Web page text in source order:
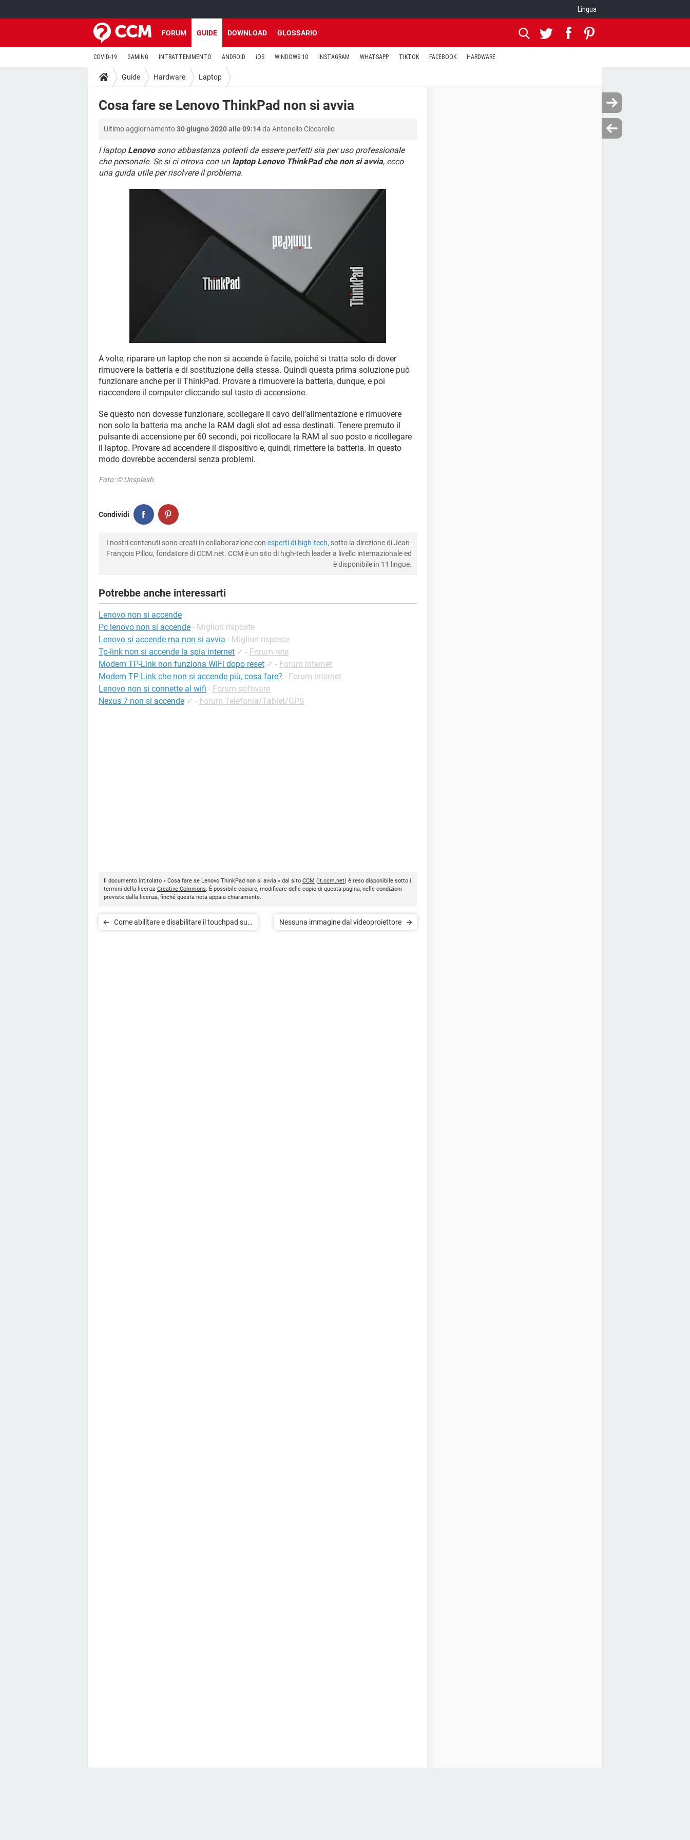
Lingua
FORUM GUIDE DOWNLOAD GLOSSARIO
COVID-19 GAMING INTRATTENIMENTO ANDROID iOS WINDOWS 10 INSTAGRAM WHATSAPP TIKTOK FACEBOOK HARDWARE
Guide Hardware Laptop
Cosa fare se Lenovo ThinkPad non si avvia
Ultimo aggiornamento30 giugno 2020 alle 09:14da Antonello Ciccarello .
l laptop Lenovosono abbastanza potenti da essere perfetti sia per uso professionale
che personale. Se si ci ritrova con un laptop Lenovo ThinkPad che non si avvia, ecco
una guida utile per risolvere il problema.
A volte, riparare un laptop che non si accende è facile, poiché si tratta solo di dover
rimuovere la batteria e di sostituzione della stessa. Quindi questa prima soluzione può
funzionare anche per il ThinkPad. Provare a rimuovere la batteria, dunque, e poi
riaccendere il computer cliccando sul tasto di accensione.
Se questo non dovesse funzionare, scollegare il cavo dell’alimentazione e rimuovere
non solo la batteria ma anche la RAM dagli slot ad essa destinati. Tenere premuto il
pulsante di accensione per 60 secondi, poi ricollocare la RAM al suo posto e ricollegare
il laptop. Provare ad accendere il dispositivo e, quindi, rimettere la batteria. In questo
modo dovrebbe accendersi senza problemi.
Foto: © Unsplash.
Condividi
I nostri contenuti sono creati in collaborazione con esperti di high-tech, sotto la direzione di Jean-
François Pillou, fondatore di CCM.net. CCM è un sito di high-tech leader a livello internazionale ed
è disponibile in 11 lingue.
Potrebbe anche interessarti
Lenovo non si accende
Pc lenovo non si accende - Migliori risposte
Lenovo si accende ma non si avvia - Migliori risposte
Tp-link non si accende la spia internet ✓ - Forum rete
Modem TP-Link non funziona WiFi dopo reset ✓ - Forum internet
Modem TP Link che non si accende più, cosa fare? - Forum internet
Lenovo non si connette al wifi - Forum software
Nexus 7 non si accende ✓ - Forum Telefonia/Tablet/GPS
Il documento intitolato « Cosa fare se Lenovo ThinkPad non si avvia » dal sito CCM (it.ccm.net) è reso disponibile sotto i
termini della licenza Creative Commons. È possibile copiare, modificare delle copie di questa pagina, nelle condizioni
previste dalla licenza, finché questa nota appaia chiaramente.
Come abilitare e disabilitare il touchpad su
Nessuna immagine dal videoproiettore